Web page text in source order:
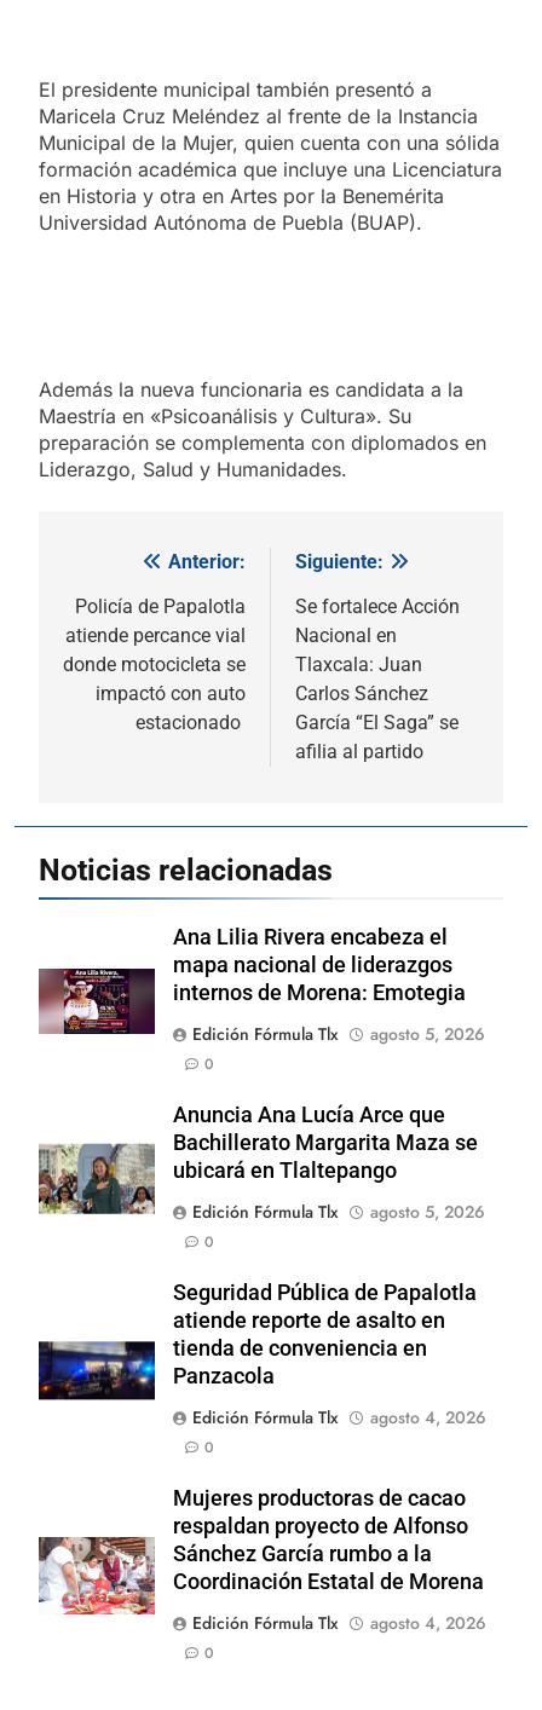
El presidente municipal también presentó a
Maricela Cruz Meléndez al frente de la Instancia
Municipal de la Mujer, quien cuenta con una sólida
formación académica que incluye una Licenciatura
en Historia y otra en Artes por la Benemérita
Universidad Autónoma de Puebla (BUAP).
Además la nueva funcionaria es candidata a la
Maestría en «Psicoanálisis y Cultura». Su
preparación se complementa con diplomados en
Liderazgo, Salud y Humanidades.
Navegación
de
entradas
Anterior:
Policía de Papalotla
atiende percance vial
donde motocicleta se
impactó con auto
estacionado
Siguiente:
Se fortalece Acción
Nacional en
Tlaxcala: Juan
Carlos Sánchez
García “El Saga” se
afilia al partido
Noticias relacionadas
Ana Lilia Rivera encabeza el
mapa nacional de liderazgos
internos de Morena: Emotegia
Edición Fórmula Tlx
agosto 5, 2026
0
Anuncia Ana Lucía Arce que
Bachillerato Margarita Maza se
ubicará en Tlaltepango
Edición Fórmula Tlx
agosto 5, 2026
0
Seguridad Pública de Papalotla
atiende reporte de asalto en
tienda de conveniencia en
Panzacola
Edición Fórmula Tlx
agosto 4, 2026
0
Mujeres productoras de cacao
respaldan proyecto de Alfonso
Sánchez García rumbo a la
Coordinación Estatal de Morena
Edición Fórmula Tlx
agosto 4, 2026
0